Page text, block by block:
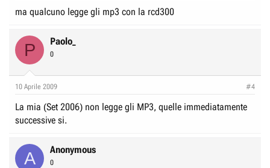
ma qualcuno legge gli mp3 con la rcd300
P Paolo_
0
10 Aprile 2009 #4
La mia (Set 2006) non legge gli MP3, quelle immediatamente
successive si.
A Anonymous
0